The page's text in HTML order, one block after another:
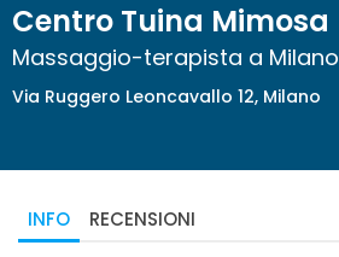
Centro Tuina Mimosa
Massaggio-terapista a Milano
Via Ruggero Leoncavallo 12, Milano
INFO RECENSIONI